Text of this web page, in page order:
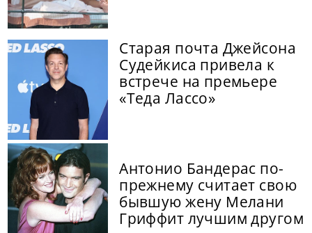
Старая почта Джейсона
Судейкиса привела к
встрече на премьере
«Теда Лассо»
Антонио Бандерас по-
прежнему считает свою
бывшую жену Мелани
Гриффит лучшим другом